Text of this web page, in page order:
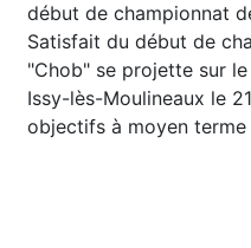
début de championnat
Satisfait du début de
"Chob" se projette sur
Issy-lès-Moulineaux le
objectifs à moyen terme